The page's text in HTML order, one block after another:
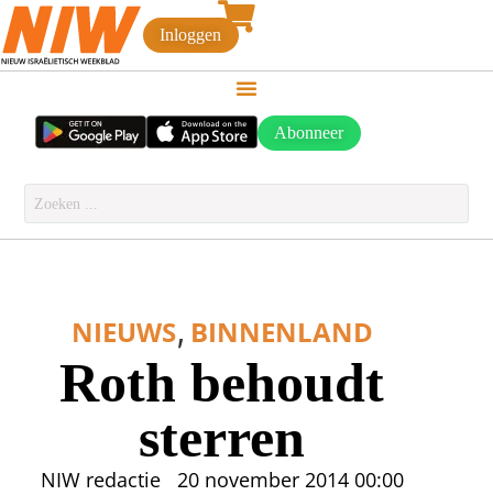
Inloggen
Abonneer
NIEUWS, BINNENLAND
Roth behoudt
sterren
NIW redactie 20 november 2014 00:00